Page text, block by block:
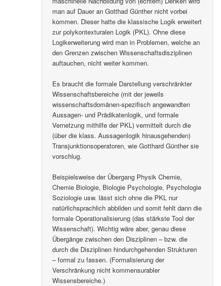
man auf Dauer an Gotthad Günther nicht vorbei
kommen. Dieser hatte die klassische Logik erweitert
zur polykontexturalen Logik (PKL). Ohne diese
Logikerweiterung wird man in Problemen, welche an
den Grenzen zwischen Wissenschaftsdisziplinen
auftauchen, nicht weiter kommen.
Es braucht die formale Darstellung verschränkter
Wissenschaftsbereiche (mit der jeweils
wissenschaftsdomänen-spezifisch angewandten
Aussagen- und Prädikatenlogik, und formale
Vernetzung mithilfe der PKL) vermittelt durch die
(über die klass. Aussagenlogik hinausgehenden)
Transjunktionsoperatoren, wie Gotthard Günther sie
vorschlug.
Beispielsweise der Übergang Physik Chemie,
Chemie Biologie, Biologie Psychologie, Psychologie
Soziologie usw. lässt sich ohne die PKL nur
natürlichsprachlich abbilden und somit fehlt dann die
formale Operationalisierung (das stärkste Tool der
Wissenschaft). Wichtig wäre aber, genau diese
Übergänge zwischen den Disziplinen – bzw. die
durch die Disziplinen hindurchgehenden Strukturen
– formal zu fassen. (Formalisierung der
Verschränkung nicht kommensurabler
Wissensbereiche.)